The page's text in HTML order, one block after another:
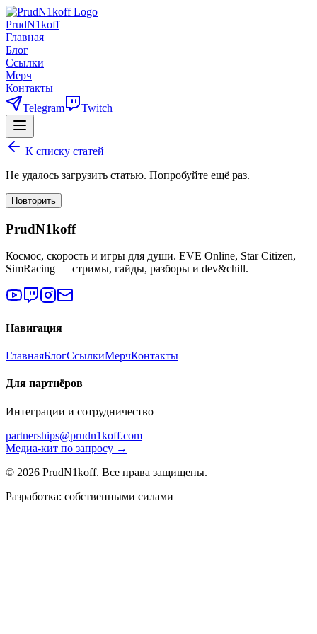
PrudN1koff
Главная
Блог
Ссылки
Мерч
Контакты
Telegram
Twitch
К списку статей
Не удалось загрузить статью. Попробуйте ещё раз.
Повторить
PrudN1koff
Космос, скорость и игры для души. EVE Online, Star Citizen,
SimRacing — стримы, гайды, разборы и dev&chill.
Навигация
ГлавнаяБлогСсылкиМерчКонтакты
Для партнёров
Интеграции и сотрудничество
partnerships@prudn1koff.com
Медиа-кит по запросу →
© 2026 PrudN1koff. Все права защищены.
Разработка: собственными силами